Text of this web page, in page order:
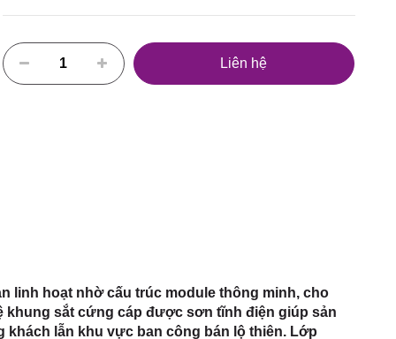
Liên hệ
linh hoạt nhờ cấu trúc module thông minh, cho
khung sắt cứng cáp được sơn tĩnh điện giúp sản
khách lẫn khu vực ban công bán lộ thiên. Lớp